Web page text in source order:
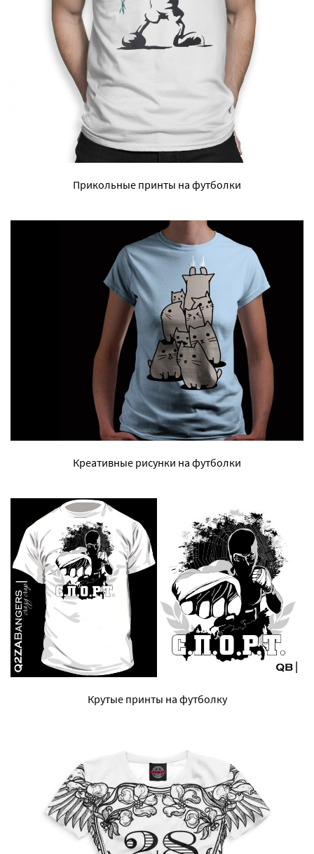
Прикольные принты на футболки
Креативные рисунки на футболки
Крутые принты на футболку